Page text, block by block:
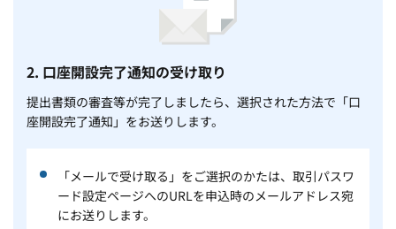
2. 口座開設完了通知の受け取り
提出書類の審査等が完了しましたら、選択された方法で「口
座開設完了通知」をお送りします。
「メールで受け取る」をご選択のかたは、取引パスワ
ード設定ページへのURLを申込時のメールアドレス宛
にお送りします。